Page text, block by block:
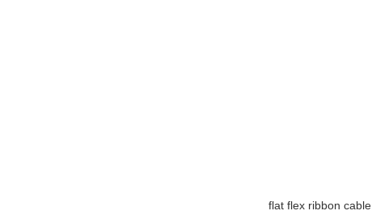
flat flex ribbon cable